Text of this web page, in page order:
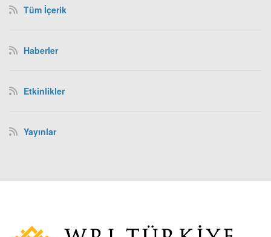
Tüm İçerik
Haberler
Etkinlikler
Yayınlar